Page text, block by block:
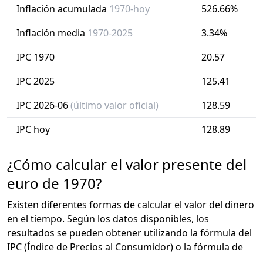
Inflación acumulada 1970-hoy
526.66%
Inflación media 1970-2025
3.34%
IPC 1970
20.57
IPC 2025
125.41
IPC 2026-06(último valor oficial)
128.59
IPC hoy
128.89
¿Cómo calcular el valor presente del
euro de 1970?
Existen diferentes formas de calcular el valor del dinero
en el tiempo. Según los datos disponibles, los
resultados se pueden obtener utilizando la fórmula del
IPC (Índice de Precios al Consumidor) o la fórmula de